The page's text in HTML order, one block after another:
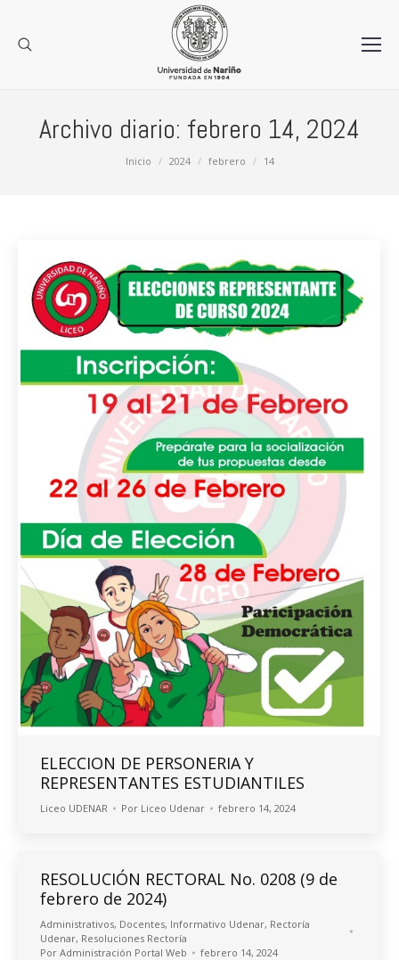
Archivo diario: febrero 14, 2024
Inicio 2024 febrero 14
ELECCION DE PERSONERIA Y
REPRESENTANTES ESTUDIANTILES
Liceo UDENAR Por Liceo Udenar febrero 14, 2024
RESOLUCIÓN RECTORAL No. 0208 (9 de
febrero de 2024)
Administrativos, Docentes, Informativo Udenar, Rectoría
Udenar, Resoluciones Rectoría
Por Administración Portal Web febrero 14, 2024